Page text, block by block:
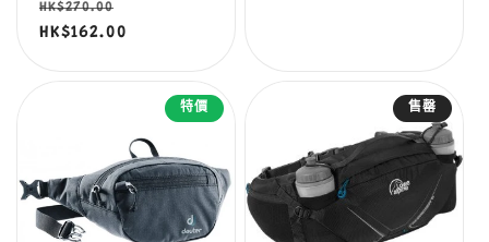
定
價
HK$270.00
價
HK$162.00
特價 售罄